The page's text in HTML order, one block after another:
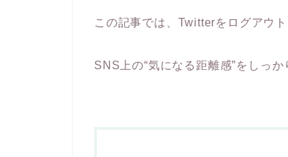
この記事では、Twitterをログアウ
SNS上の“気になる距離感”をしっか